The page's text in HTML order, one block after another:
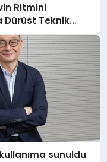
Ritmini
Dürüst Teknik
sunuldu